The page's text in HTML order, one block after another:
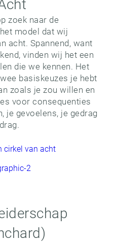
zoek naar de
model dat wij
acht. Spannend, want
vinden wij het een
die we kennen. Het
basiskeuzes je hebt
zoals je zou willen en
voor consequenties
je gevoelens, je gedrag
cirkel van acht
2